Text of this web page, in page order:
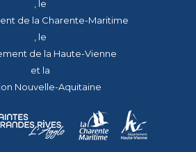
, le
de la Charente-Maritime
, le
de la Haute-Vienne
et la
Nouvelle-Aquitaine